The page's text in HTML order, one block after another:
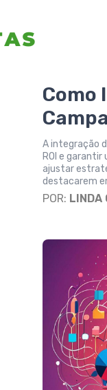
Como
A integração
ROI e
ajustar
destacarem
POR: LINDA